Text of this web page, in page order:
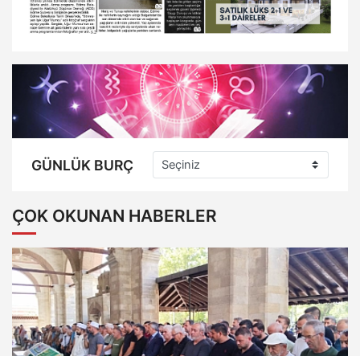
GÜNLÜK BURÇ
ÇOK OKUNAN HABERLER